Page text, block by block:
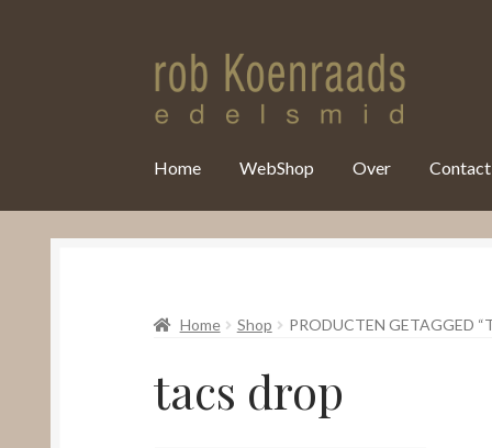
Home WebShop Over Contact
Home Shop PRODUCTEN GETAGGED
tacs drop